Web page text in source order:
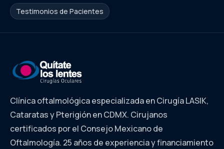
Testimonios de Pacientes
Clínica oftalmológica especializada en Cirugía LASIK,
Cataratas y Pterigión en CDMX. Cirujanos
certificados por el Consejo Mexicano de
Oftalmología. 25 años de experiencia y financiamiento